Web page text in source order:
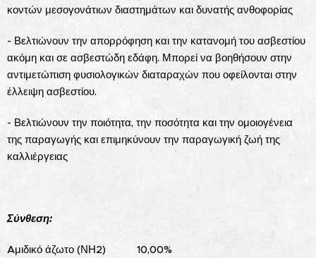
κοντών μεσογονάτιων διαστημάτων και δυνατής ανθοφορίας
- Βελτιώνουν την απορρόφηση και την κατανομή του ασβεστίου
ακόμη και σε ασβεστώδη εδάφη. Μπορεί να βοηθήσουν στην
αντιμετώπιση φυσιολογικών διαταραχών που οφείλονται στην
έλλειψη ασβεστίου.
- Βελτιώνουν την ποιότητα, την ποσότητα και την ομοιογένεια
της παραγωγής και επιμηκύνουν την παραγωγική ζωή της
καλλιέργειας
Σύνθεση:
Aμιδικό άζωτο (ΝΗ2) 10,00%